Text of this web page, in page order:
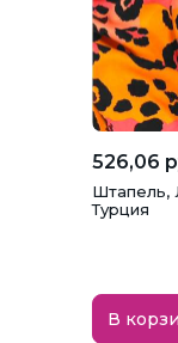
526,06
Штапель,
Турция
В